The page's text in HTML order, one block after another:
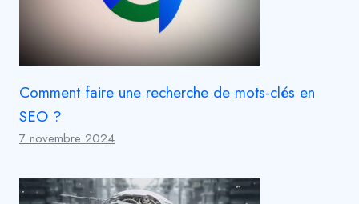
Comment faire une recherche de mots-clés en
SEO ?
7 novembre 2024